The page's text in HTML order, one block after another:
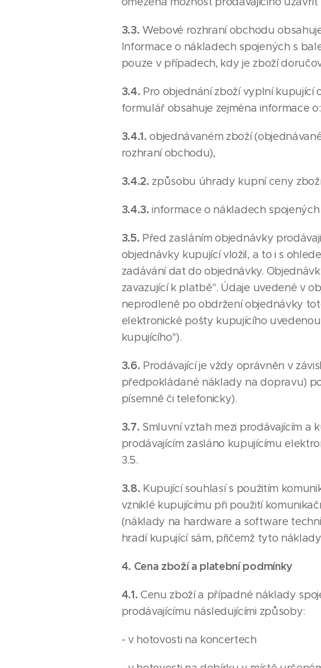
3.3. Webové rozhraní obchodu
Informace o nákladech spojených s
pouze v případech, kdy je zboží
3.4. Pro objednání zboží vyplní
formulář obsahuje zejména informace o:
3.4.1.objednávaném zboží
rozhraní obchodu),
3.4.2. způsobu úhrady kupní ceny
3.4.3.informace o nákladech
3.5. Před zasláním objednávky
objednávky kupující vložil, a to i s
zadávání dat do objednávky.
zavazující k platbě". Údaje uvedené v
neprodleně po obdržení objednávky
elektronické pošty kupujícího
kupujícího").
3.6. Prodávající je vždy oprávněn v
předpokládané náklady na dopravu)
písemně či telefonicky).
3.7. Smluvní vztah mezi prodávajícím a
prodávajícím zasláno kupujícímu
3.5.
3.8. Kupující souhlasí s použitím
vzniklé kupujícímu při použití
(náklady na hardware a software
hradí kupující sám, přičemž tyto
4. Cena zboží a platební podmínky
4.1. Cenu zboží a případné náklady
prodávajícímu následujícími způsoby:
- v hotovosti na koncertech